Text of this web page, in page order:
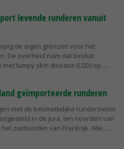
levende runderen vanuit
de eigen grenzen voor het
De overheid nam dat besluit
lumpy skin disease (LSD) op...
geïmporteerde runderen
met de besmettelijke runderziekte
in de Jura, ten noorden van
zuidoosten van Frankrijk. Alle...